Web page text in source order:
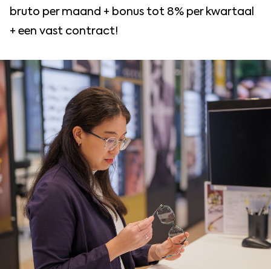
bruto per maand + bonus tot 8% per kwartaal
+ een vast contract!